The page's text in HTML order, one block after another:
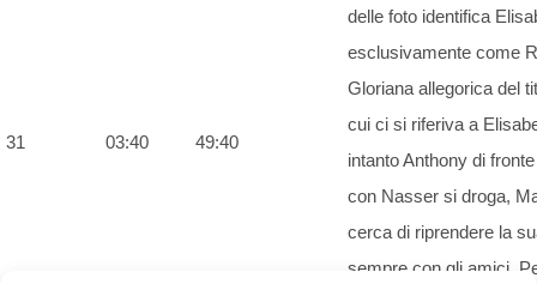
31 03:40 49:40
delle foto identifica
esclusivamente come
Gloriana allegorica del
cui ci si riferiva a
intanto Anthony di
con Nasser si droga,
cerca di riprendere la
sempre con gli amici,